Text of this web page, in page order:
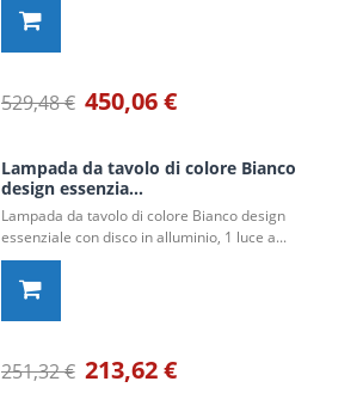
529,48 € 450,06 €
Lampada da tavolo di colore Bianco
design essenzia...
Lampada da tavolo di colore Bianco design
essenziale con disco in alluminio, 1 luce a...
251,32 € 213,62 €